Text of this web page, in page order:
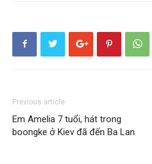
Previous article
Em Amelia 7 tuổi, hát trong
boongke ở Kiev đã đến Ba Lan